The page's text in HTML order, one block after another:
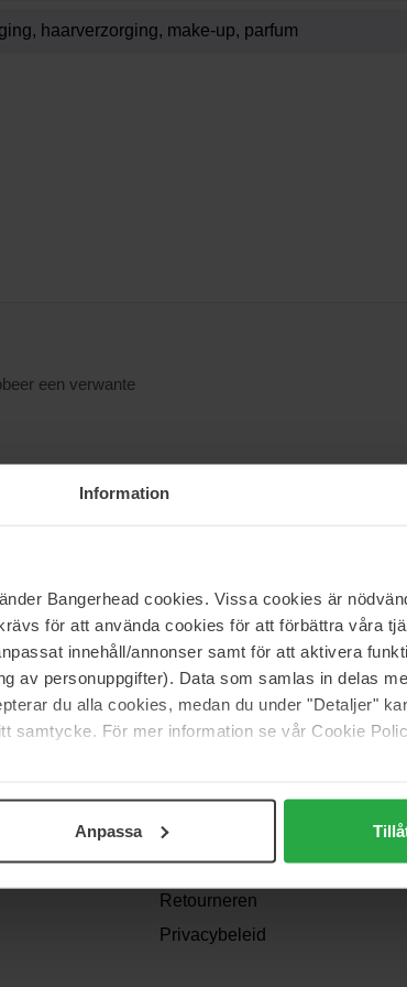
Information
Bangerhead cookies. Vissa cookies är
för att använda cookies för att förbättra våra
innehåll/annonser samt för att aktivera
av personuppgifter). Data som samlas in delas
du alla cookies, medan du under "Detaljer"
samtycke. För mer information se vår Cookie
Anpassa
een verwante
Support
Veelgestelde vragen
Algemene
voorwaarden
Retourneren
Privacybeleid